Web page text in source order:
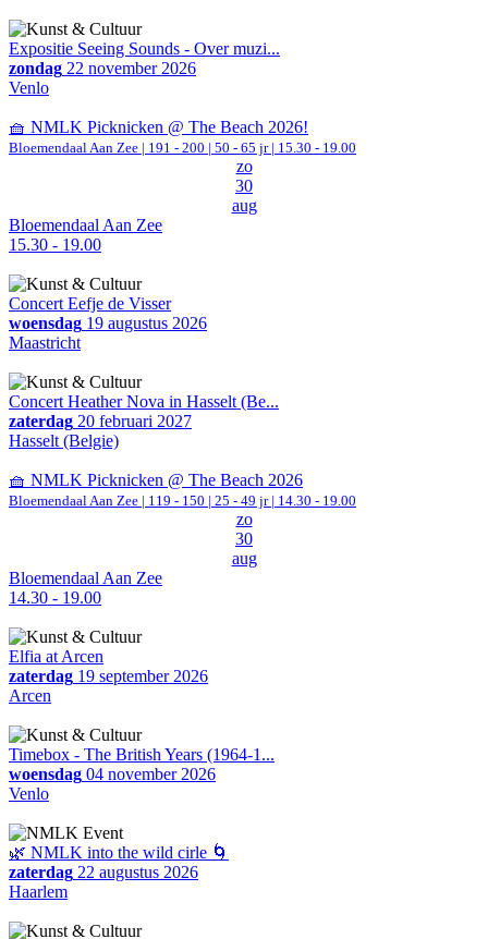
Expositie Seeing Sounds - Over muzi...
zondag 22 november 2026
Venlo
🧺 NMLK Picknicken @ The Beach 2026!
Bloemendaal Aan Zee | 191 - 200 | 50 - 65 jr | 15.30 - 19.00
zo
30
aug
Bloemendaal Aan Zee
15.30 - 19.00
Concert Eefje de Visser
woensdag 19 augustus 2026
Maastricht
Concert Heather Nova in Hasselt (Be...
zaterdag 20 februari 2027
Hasselt (Belgie)
🧺 NMLK Picknicken @ The Beach 2026
Bloemendaal Aan Zee | 119 - 150 | 25 - 49 jr | 14.30 - 19.00
zo
30
aug
Bloemendaal Aan Zee
14.30 - 19.00
Elfia at Arcen
zaterdag 19 september 2026
Arcen
Timebox - The British Years (1964-1...
woensdag 04 november 2026
Venlo
🌿 NMLK into the wild cirle 🌀
zaterdag 22 augustus 2026
Haarlem